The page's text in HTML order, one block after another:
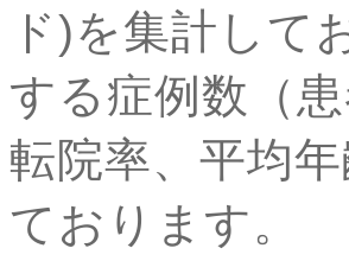
ド)を集計して
する症例数（
転院率、平均
ております。